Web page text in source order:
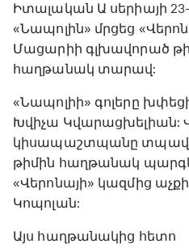
Իտալական Ա սերիայի
«Նապոլին» մրցեց
Մացարիի գլխավորած
հաղթանակ տարավ:
«Նապոլիի» գոլերը
Խվիչա Կվարացխելիան:
կիսապաշտպանը
թիմին հաղթանակ
«Վերոնայի» կազմից
Կոպոլան:
Այս հաղթանակից հետո